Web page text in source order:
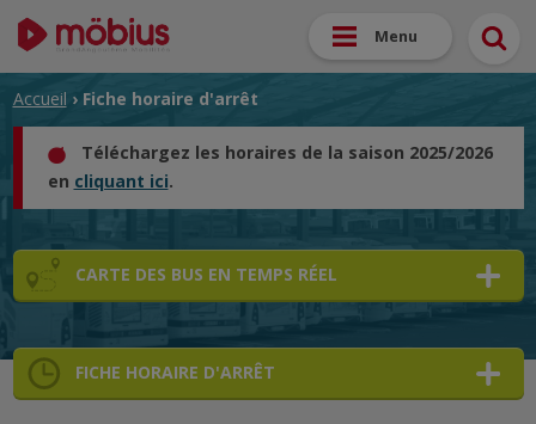
Menu
Accueil › Fiche horaire d'arrêt
Téléchargez les horaires de la saison 2025/2026
en cliquant ici.
CARTE DES BUS EN TEMPS RÉEL
FICHE HORAIRE D'ARRÊT